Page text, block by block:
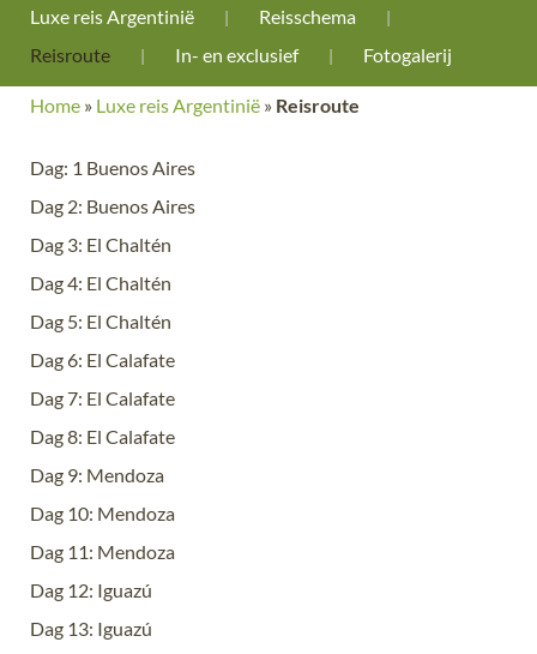
Luxe reis Argentinië
Reisschema
Reisroute
In- en exclusief Fotogalerij
Home » Luxe reis Argentinië » Reisroute
Dag: 1 Buenos Aires
Dag 2: Buenos Aires
Dag 3: El Chaltén
Dag 4: El Chaltén
Dag 5: El Chaltén
Dag 6: El Calafate
Dag 7: El Calafate
Dag 8: El Calafate
Dag 9: Mendoza
Dag 10: Mendoza
Dag 11: Mendoza
Dag 12: Iguazú
Dag 13: Iguazú